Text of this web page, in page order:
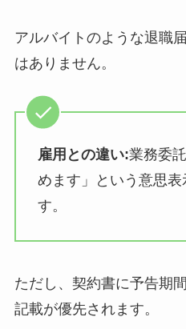
アルバイトのような退職
はありません。
雇用との違い:業務委
めます」という意思表
す。
ただし、契約書に予告期
記載が優先されます。